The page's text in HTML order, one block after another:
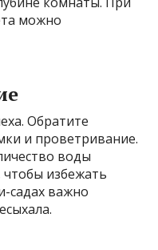
можно
Обратите
и проветривание.
воды
избежать
садах важно